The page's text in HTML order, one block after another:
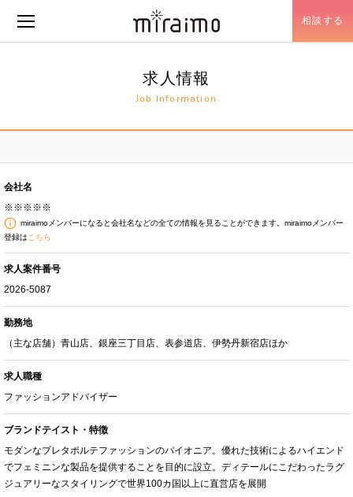
相談する
求人情報
Job Information
会社名
※※※※※
miraimoメンバーになると会社名などの全ての情報を見ることができます。miraimoメンバー
登録は こちら
求人案件番号
2026-5087
勤務地
（主な店舗）青山店、銀座三丁目店、表参道店、伊勢丹新宿店ほか
求人職種
ファッションアドバイザー
ブランドテイスト・特徴
モダンなプレタポルテファッションのパイオニア。優れた技術によるハイエンド
でフェミニンな製品を提供することを目的に設立。ディテールにこだわったラグ
ジュアリーなスタイリングで世界100カ国以上に直営店を展開